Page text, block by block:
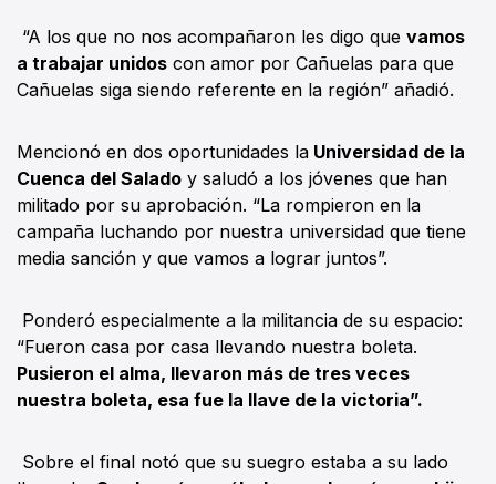
“A los que no nos acompañaron les digo que vamos
a trabajar unidos con amor por Cañuelas para que
Cañuelas siga siendo referente en la región” añadió.
Mencionó en dos oportunidades la Universidad de la
Cuenca del Salado y saludó a los jóvenes que han
militado por su aprobación. “La rompieron en la
campaña luchando por nuestra universidad que tiene
media sanción y que vamos a lograr juntos”.
Ponderó especialmente a la militancia de su espacio:
“Fueron casa por casa llevando nuestra boleta.
Pusieron el alma, llevaron más de tres veces
nuestra boleta, esa fue la llave de la victoria”.
Sobre el final notó que su suegro estaba a su lado